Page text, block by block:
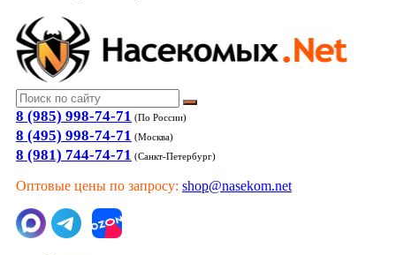
8 (985) 998-74-71 (По России)
8 (495) 998-74-71 (Москва)
8 (981) 744-74-71 (Санкт-Петербург)
Оптовые цены по запросу: shop@nasekom.net